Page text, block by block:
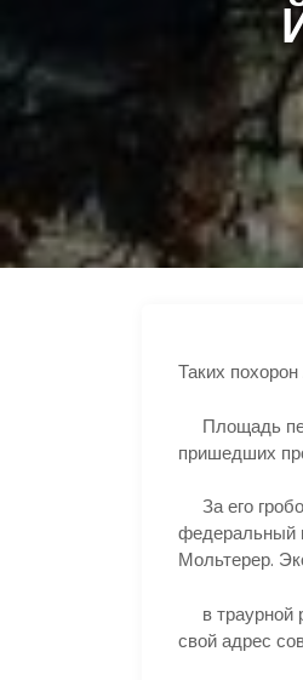
Таких
Площадь
пришедших
За его
федеральный
Мольтерер.
в траурной
свой адрес